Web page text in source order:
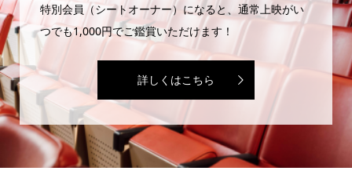
特別会員（シートオーナー）になると、通常上映がい
つでも1,000円でご鑑賞いただけます！
詳しくはこちら